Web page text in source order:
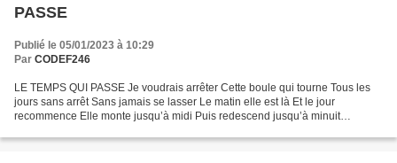
PASSE
Publié le 05/01/2023 à 10:29
Par CODEF246
LE TEMPS QUI PASSE Je voudrais arrêter Cette boule qui tourne Tous les
jours sans arrêt Sans jamais se lasser Le matin elle est là Et le jour
recommence Elle monte jusqu’à midi Puis redescend jusqu’à minuit